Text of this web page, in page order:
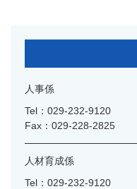
人事係
Tel：029-232-9120
Fax：029-228-2825
人材育成係
Tel：029-232-9120